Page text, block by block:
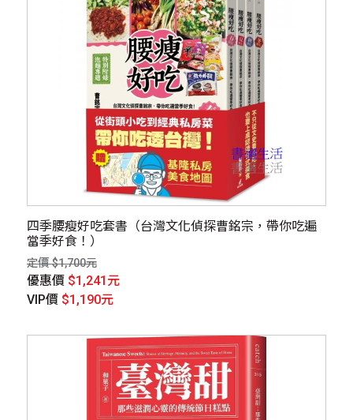
四季腰瘦好吃套書（台灣文化偵探曹銘宗，帶你吃遍
當季好食！）
定價 $1,700元
優惠價 $1,241元
VIP價 $1,190元